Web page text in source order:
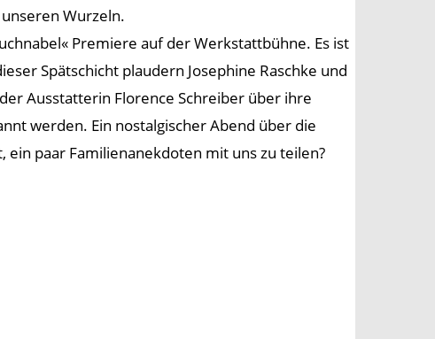
Wurzeln.
Premiere auf der Werkstattbühne. Es ist
Spätschicht plaudern Josephine Raschke und
Ausstatterin Florence Schreiber über ihre
werden. Ein nostalgischer Abend über die
paar Familienanekdoten mit uns zu teilen?